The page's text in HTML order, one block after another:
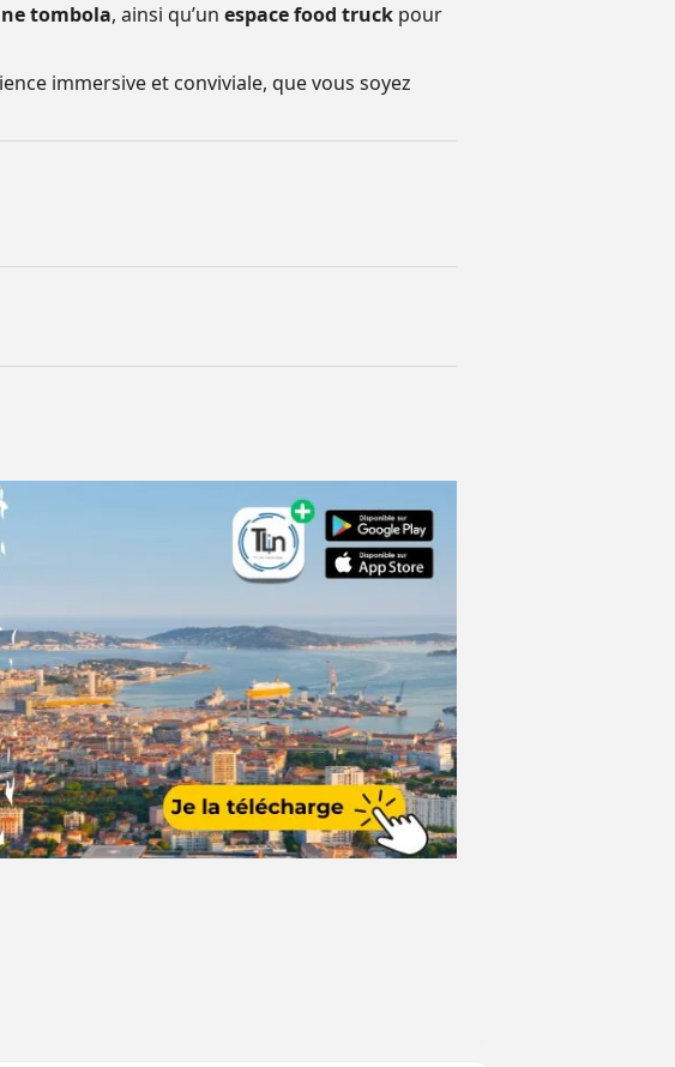
tombola, ainsi qu’un espace food truck pour
immersive et conviviale, que vous soyez